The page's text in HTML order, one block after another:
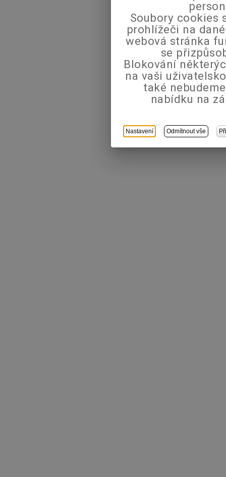
Soubory cookies
prohlížeči na
webová stránka
se
Blokování
na vaši
také
nabídku na
Nastavení Odmítnout vše